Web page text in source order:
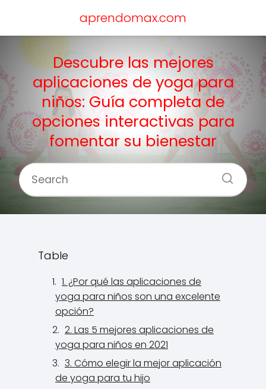
aprendomax.com
Descubre las mejores
aplicaciones de yoga para
niños: Guía completa de
opciones interactivas para
fomentar su bienestar
Table
1. ¿Por qué las aplicaciones de
yoga para niños son una excelente
opción?
2. Las 5 mejores aplicaciones de
yoga para niños en 2021
3. Cómo elegir la mejor aplicación
de yoga para tu hijo